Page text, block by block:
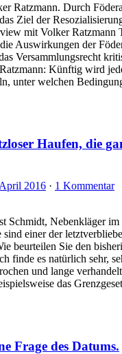
Ratzmann. Durch
Ziel der
mit Volker Ratzmann
Auswirkungen der
Versammlungsrecht
Künftig wird
unter welchen
Haufen, die
2016 · 1 Kommentar
Schmidt, Nebenkläger im
einer der
beurteilen Sie den
finde es natürlich sehr,
und lange
das
Frage des Datums.